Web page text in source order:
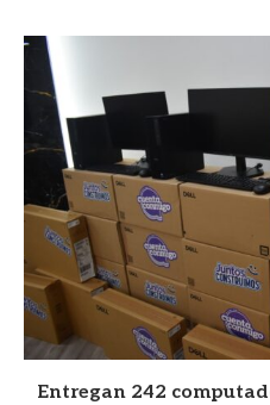
Entregan 242